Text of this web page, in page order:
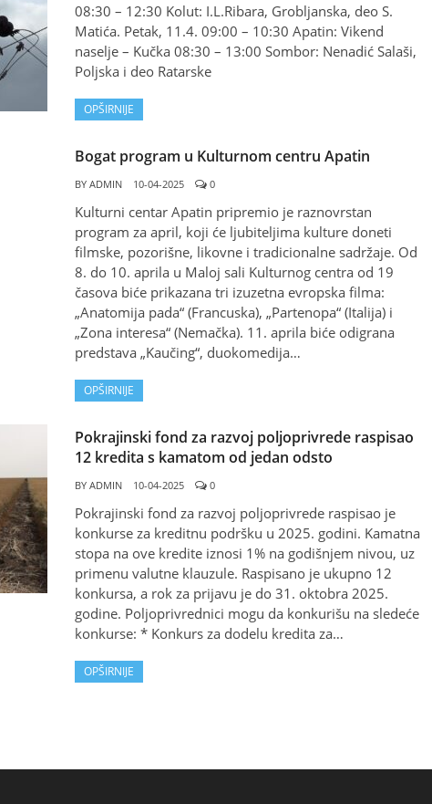
08:30 – 12:30 Kolut: I.L.Ribara, Grobljanska, deo S.
Matića. Petak, 11.4. 09:00 – 10:30 Apatin: Vikend
naselje – Kučka 08:30 – 13:00 Sombor: Nenadić Salaši,
Poljska i deo Ratarske
OPŠIRNIJE
Bogat program u Kulturnom centru Apatin
BY ADMIN 10-04-2025 0
Kulturni centar Apatin pripremio je raznovrstan
program za april, koji će ljubiteljima kulture doneti
filmske, pozorišne, likovne i tradicionalne sadržaje. Od
8. do 10. aprila u Maloj sali Kulturnog centra od 19
časova biće prikazana tri izuzetna evropska filma:
„Anatomija pada“ (Francuska), „Partenopa“ (Italija) i
„Zona interesa“ (Nemačka). 11. aprila biće odigrana
predstava „Kaučing“, duokomedija…
OPŠIRNIJE
Pokrajinski fond za razvoj poljoprivrede raspisao
12 kredita s kamatom od jedan odsto
BY ADMIN 10-04-2025 0
Pokrajinski fond za razvoj poljoprivrede raspisao je
konkurse za kreditnu podršku u 2025. godini. Kamatna
stopa na ove kredite iznosi 1% na godišnjem nivou, uz
primenu valutne klauzule. Raspisano je ukupno 12
konkursa, a rok za prijavu je do 31. oktobra 2025.
godine. Poljoprivrednici mogu da konkurišu na sledeće
konkurse: * Konkurs za dodelu kredita za…
OPŠIRNIJE